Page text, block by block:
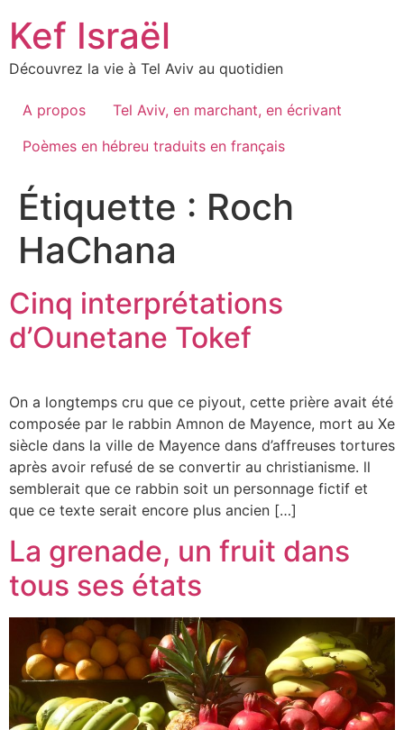
content
Kef Israël
Découvrez la vie à Tel Aviv au quotidien
A propos
Tel Aviv, en marchant, en écrivant
Poèmes en hébreu traduits en français
Étiquette : Roch
HaChana
Cinq interprétations
d’Ounetane Tokef
On a longtemps cru que ce piyout, cette prière avait été
composée par le rabbin Amnon de Mayence, mort au Xe
siècle dans la ville de Mayence dans d’affreuses tortures
après avoir refusé de se convertir au christianisme. ll
semblerait que ce rabbin soit un personnage fictif et
que ce texte serait encore plus ancien […]
La grenade, un fruit dans
tous ses états